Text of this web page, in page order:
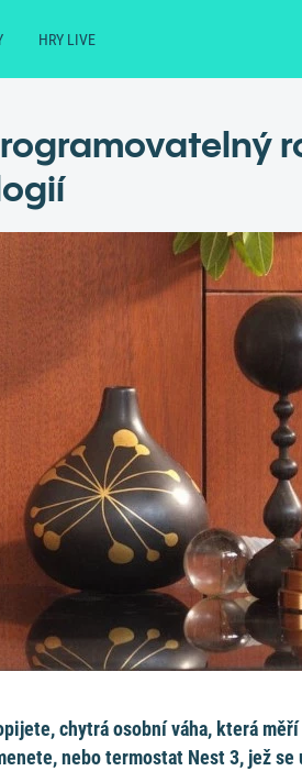
HRY LIVE
chytrá osobní váha, která měří
nebo termostat Nest 3, jež se